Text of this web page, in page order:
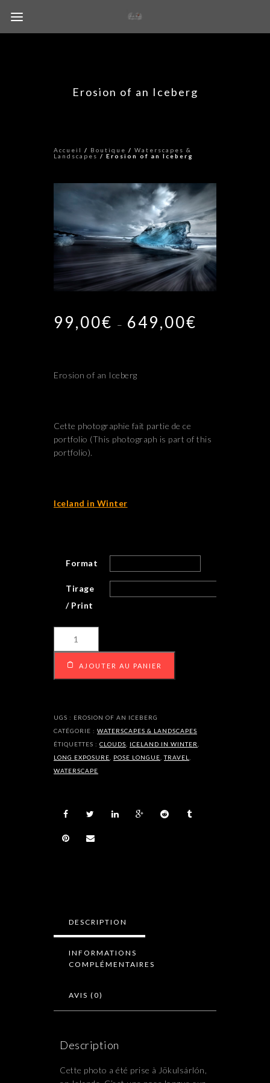
Erosion of an Iceberg
Accueil / Boutique / Waterscapes &
Landscapes / Erosion of an Iceberg
99,00€ – 649,00€
Erosion of an Iceberg
Cette photographie fait partie de ce
portfolio (This photograph is part of this
portfolio).
Iceland in Winter
Format
Tirage
/ Print
Erosion
AJOUTER AU PANIER
UGS : EROSION OF AN ICEBERG
CATÉGORIE : WATERSCAPES & LANDSCAPES
ÉTIQUETTES : CLOUDS ICELAND IN WINTER
LONG EXPOSURE
POSE LONGUE ,TRAVEL
WATERSCAPE
DESCRIPTION
INFORMATIONS
COMPLÉMENTAIRES
AVIS (0)
Description
Cette photo a été prise à Jökulsárlón,